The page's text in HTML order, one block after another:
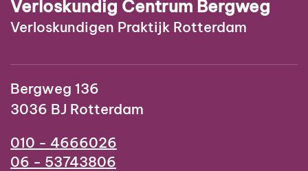
Verloskundig Centrum Bergweg
Verloskundigen Praktijk Rotterdam
Bergweg 136
3036 BJ Rotterdam
010 - 4666026
06 - 53743806